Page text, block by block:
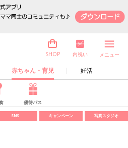
赤ちゃん・育児 妊活
SHOP 内祝い メニュー
優待パス
SNS キャンペーン 写真スタジオ